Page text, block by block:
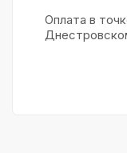
Оплата в